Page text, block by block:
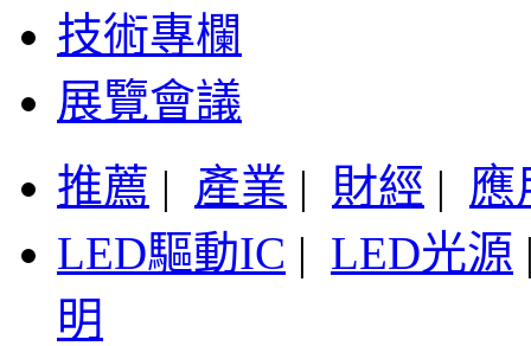
技術專欄
展覽會議
推薦 | 產業 | 財經 | 應
LED驅動IC | LED光源
明